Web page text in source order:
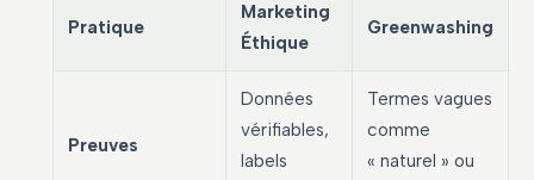
Pratique
Marketing
Éthique
Greenwashing
Preuves
Données
vérifiables,
labels
Termes vagues
comme
« naturel » ou